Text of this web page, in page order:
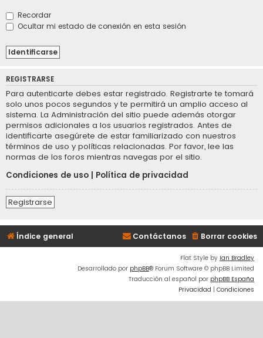
Recordar
Ocultar mi estado de conexión en esta sesión
REGISTRARSE
Para autenticarte debes estar registrado. Registrarte te tomará
solo unos pocos segundos y te permitirá un amplio acceso al
sistema. La Administración del sitio puede además otorgar
permisos adicionales a los usuarios registrados. Antes de
identificarte asegúrete de estar familiarizado con nuestros
términos de uso y políticas relacionadas. Por favor, lee las
normas de los foros mientras navegas por el sitio.
Condiciones de uso
Política de privacidad
Registrarse
Índice general Borrar cookies
Contáctanos
Flat Style by Ian Bradley
Desarrollado por phpBB® Forum Software © phpBB Limited
Traducción al español por phpBB España
Privacidad | Condiciones